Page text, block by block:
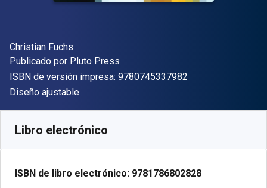
Autor(es)
Christian Fuchs
Editor
Publicado por Pluto Press
ISBN de versión impresa: 9780745337982
Formato
Diseño ajustable
Libro electrónico
ISBN de libro electrónico: 9781786802828